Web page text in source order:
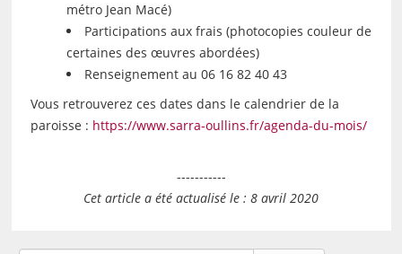
métro Jean Macé)
Participations aux frais (photocopies couleur de
certaines des œuvres abordées)
Renseignement au 06 16 82 40 43
Vous retrouverez ces dates dans le calendrier de la
paroisse : https://www.sarra-oullins.fr/agenda-du-mois/
-----------
Cet article a été actualisé le : 8 avril 2020